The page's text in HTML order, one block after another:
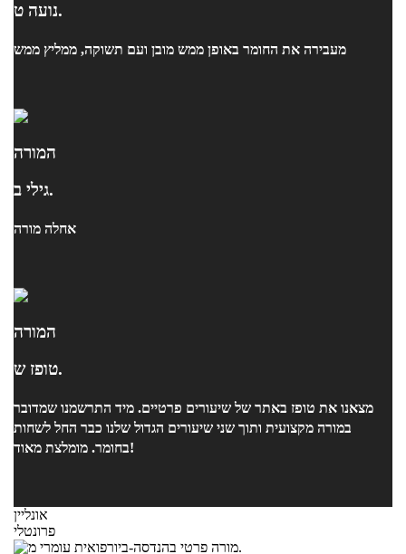
נועה ט.
מעבירה את החומר באופן ממש מובן ועם תשוקה, ממליץ ממש
המורה
גילי ב.
אחלה מורה
המורה
טופז ש.
מצאנו את טופז באתר של שיעורים פרטיים. מיד התרשמנו שמדובר
במורה מקצועית ותוך שני שיעורים הגדול שלנו כבר החל לשחות
בחומר. מומלצת מאוד!
אונליין
פרונטלי